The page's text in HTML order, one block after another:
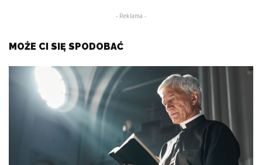
- Reklama -
MOŻE CI SIĘ SPODOBAĆ